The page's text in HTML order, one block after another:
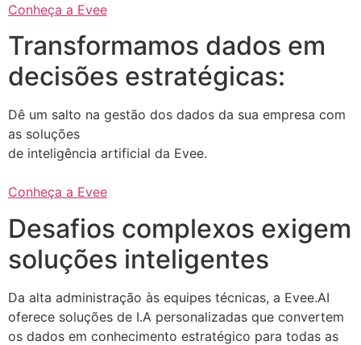
Conheça a Evee
Transformamos dados em
decisões estratégicas:
Dê um salto na gestão dos dados da sua empresa com
as soluções
de inteligência artificial da Evee.
Conheça a Evee
Desafios complexos exigem
soluções inteligentes
Da alta administração às equipes técnicas, a Evee.AI
oferece soluções de I.A personalizadas que convertem
os dados em conhecimento estratégico para todas as